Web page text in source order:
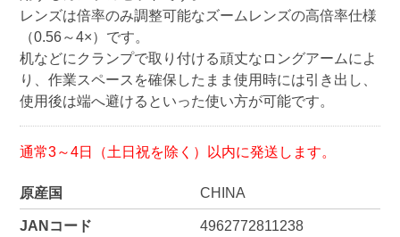
レンズは倍率のみ調整可能なズームレンズの高倍率仕様
（0.56～4×）です。
机などにクランプで取り付ける頑丈なロングアームによ
り、作業スペースを確保したまま使用時には引き出し、
使用後は端へ避けるといった使い方が可能です。
通常3～4日（土日祝を除く）以内に発送します。
原産国 CHINA
JANコード 4962772811238